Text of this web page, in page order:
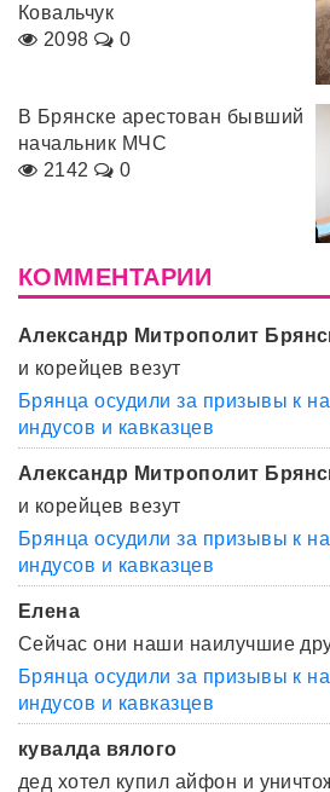
Ковальчук
2098
0
В Брянске арестован бывший
начальник МЧС
2142
0
КОММЕНТАРИИ
Александр Митрополит
и корейцев везут
Брянца осудили за призывы к
индусов и кавказцев
Александр Митрополит
и корейцев везут
Брянца осудили за призывы к
индусов и кавказцев
Елена
Сейчас они наши наилучшие
Брянца осудили за призывы к
индусов и кавказцев
кувалда вялого
дед хотел купил айфон и